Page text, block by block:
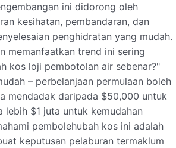
ini didorong oleh
kesihatan, pembandaran, dan
penghidratan yang mudah.
memanfaatkan trend ini sering
kos loji pembotolan air sebenar?"
– perbelanjaan permulaan boleh
mendadak daripada $50,000 untuk
lebih $1 juta untuk kemudahan
pembolehubah kos ini adalah
keputusan pelaburan termaklum